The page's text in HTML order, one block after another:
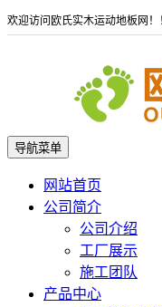
欢迎访问欧氏实木运动地板网！
导航菜单
网站首页
公司简介
公司介绍
工厂展示
施工团队
产品中心